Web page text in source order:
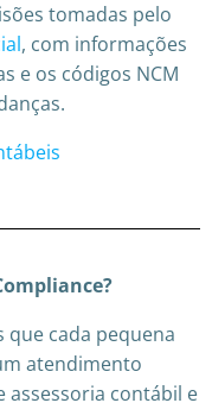
tomadas pelo
, com informações
e os códigos NCM
que cada pequena
atendimento
assessoria contábil e